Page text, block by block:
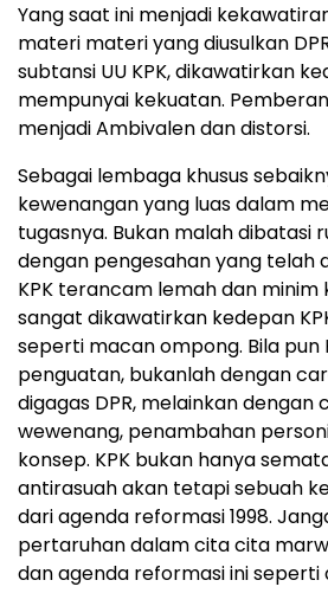
Yang saat ini menjadi
materi materi yang diusulkan
subtansi UU KPK, dikawatirkan
mempunyai kekuatan.
menjadi Ambivalen dan distorsi.
Sebagai lembaga khusus
kewenangan yang luas dalam
tugasnya. Bukan malah dibatasi
dengan pengesahan yang telah
KPK terancam lemah dan minim
sangat dikawatirkan kedepan
seperti macan ompong. Bila pun
penguatan, bukanlah dengan
digagas DPR, melainkan dengan
wewenang, penambahan
konsep. KPK bukan hanya
antirasuah akan tetapi sebuah
dari agenda reformasi 1998.
pertaruhan dalam cita cita
dan agenda reformasi ini seperti